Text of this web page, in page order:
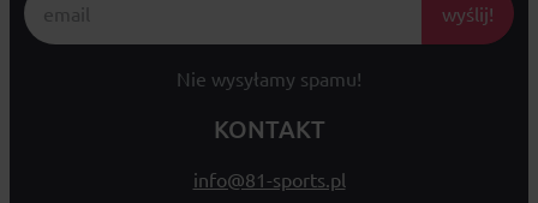
wyślij!
Nie wysyłamy spamu!
KONTAKT
info@81-sports.pl